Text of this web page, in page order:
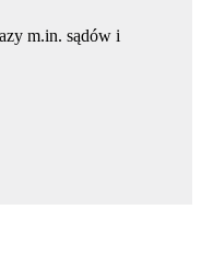
m.in. sądów i